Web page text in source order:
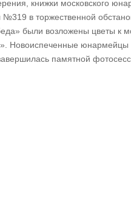
книжки московского
в торжественной
были возложены цветы к
Новоиспеченные
памятной